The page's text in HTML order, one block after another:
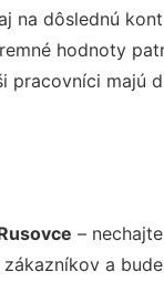
na dôslednú
hodnoty
majú
–
a